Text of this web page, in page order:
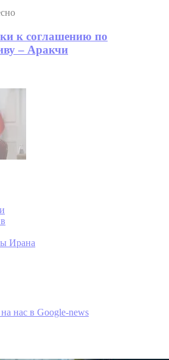
к соглашению по
– Аракчи
Ирана
наc в Google-news